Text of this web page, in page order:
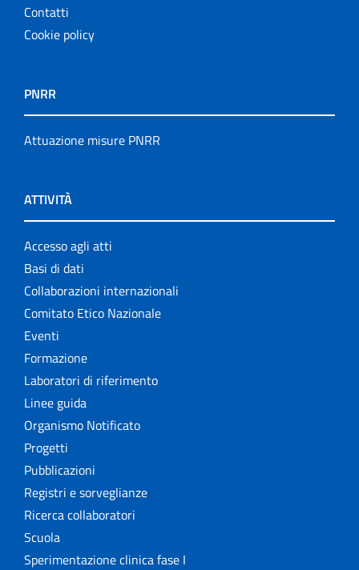
Contatti
Cookie policy
PNRR
Attuazione misure PNRR
ATTIVITÀ
Accesso agli atti
Basi di dati
Collaborazioni internazionali
Comitato Etico Nazionale
Eventi
Formazione
Laboratori di riferimento
Linee guida
Organismo Notificato
Progetti
Pubblicazioni
Registri e sorveglianze
Ricerca collaboratori
Scuola
Sperimentazione clinica fase I